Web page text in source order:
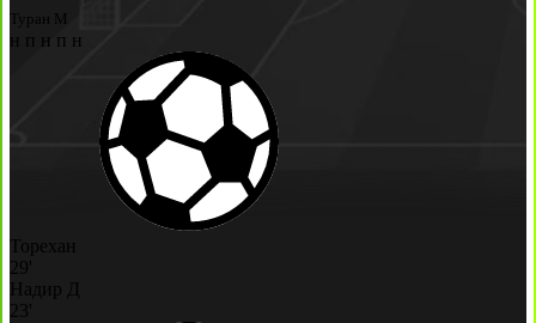
Туран М
н п н п н
Торехан
29'
Надир Д
23'